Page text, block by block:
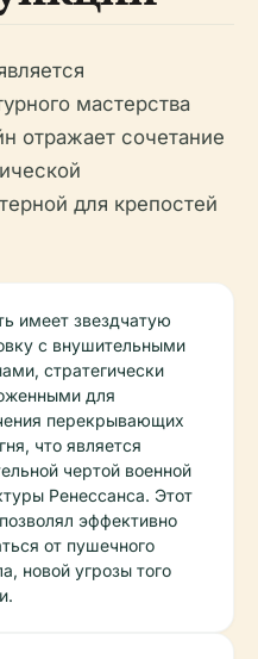
мастерства
отражает сочетание
для крепостей
имеет звездчатую
с внушительными
стратегически
для
перекрывающих
что является
чертой военной
Ренессанса. Этот
эффективно
от пушечного
новой угрозы того